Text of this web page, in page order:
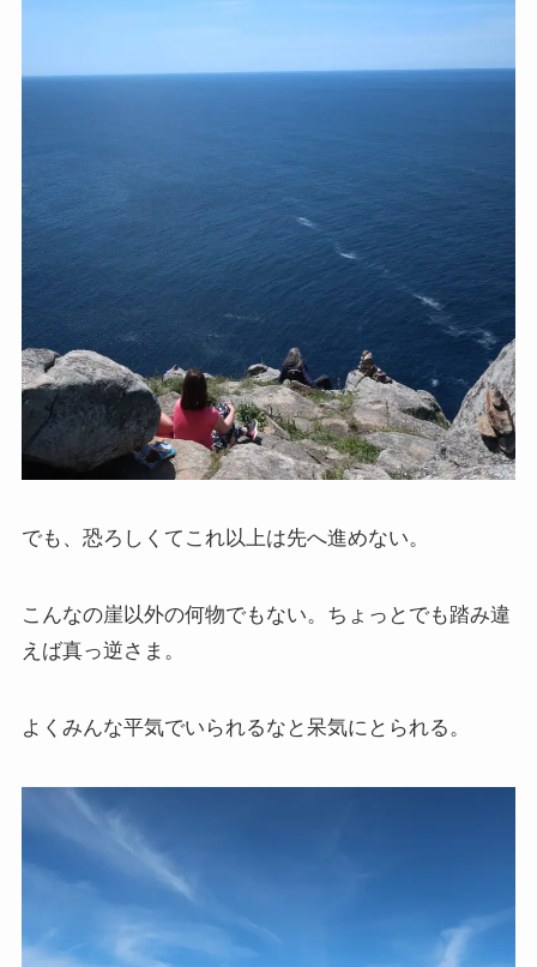
でも、恐ろしくてこれ以上は先へ進めない。
こんなの崖以外の何物でもない。ちょっとでも踏み違
えば真っ逆さま。
よくみんな平気でいられるなと呆気にとられる。